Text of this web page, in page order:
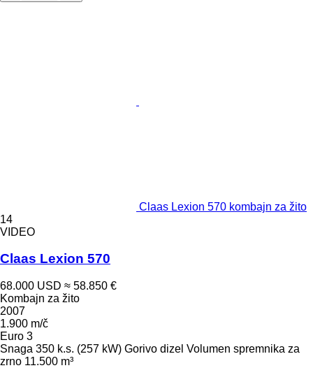
Claas Lexion 570 kombajn za žito
14
VIDEO
Claas Lexion 570
68.000 USD ≈ 58.850 €
Kombajn za žito
2007
1.900 m/č
Euro 3
Snaga 350 k.s. (257 kW) Gorivo dizel Volumen spremnika za
zrno 11.500 m³